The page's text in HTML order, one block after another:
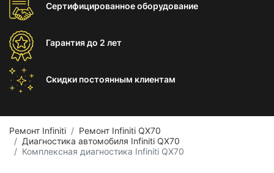
Сертифицированноеоборудование
Гарантиядо 2 лет
Скидки постоянным клиентам
Ремонт Infiniti
Ремонт Infiniti QX70
Диагностика автомобиля Infiniti QX70
Комплексная диагностика Infiniti QX70